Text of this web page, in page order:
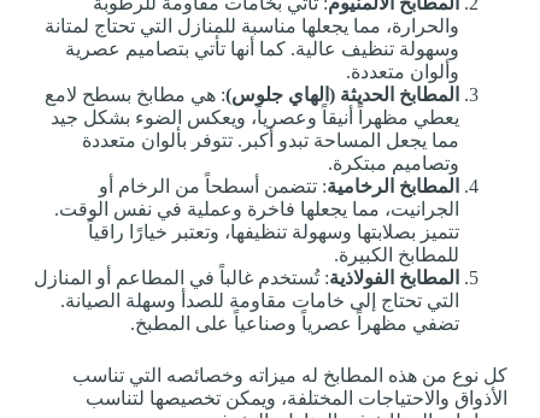
والحرارة، مما يجعلها مناسبة للمنازل التي تحتاج لمتانة
وسهولة تنظيف عالية. كما أنها تأتي بتصاميم عصرية
وألوان متعددة.
المطابخ الحديثة (الهاي جلوس): هي مطابخ بسطح لامع
يعطي مظهراً أنيقاً وعصرياً، ويعكس الضوء بشكل جيد
مما يجعل المساحة تبدو أكبر. تتوفر بألوان متعددة
وتصاميم مبتكرة.
المطابخ الرخامية: تتضمن أسطحاً من الرخام أو
الجرانيت، مما يجعلها فاخرة وعملية في نفس الوقت.
تتميز بصلابتها وسهولة تنظيفها، وتعتبر خيارًا راقياً
للمطابخ الكبيرة.
المطابخ الفولاذية: تُستخدم غالباً في المطاعم أو المنازل
التي تحتاج إلى خامات مقاومة للصدأ وسهلة الصيانة.
تضفي مظهراً عصرياً وصناعياً على المطبخ.
كل نوع من هذه المطابخ له ميزاته وخصائصه التي تناسب
الأذواق والاحتياجات المختلفة، ويمكن تخصيصها لتناسب